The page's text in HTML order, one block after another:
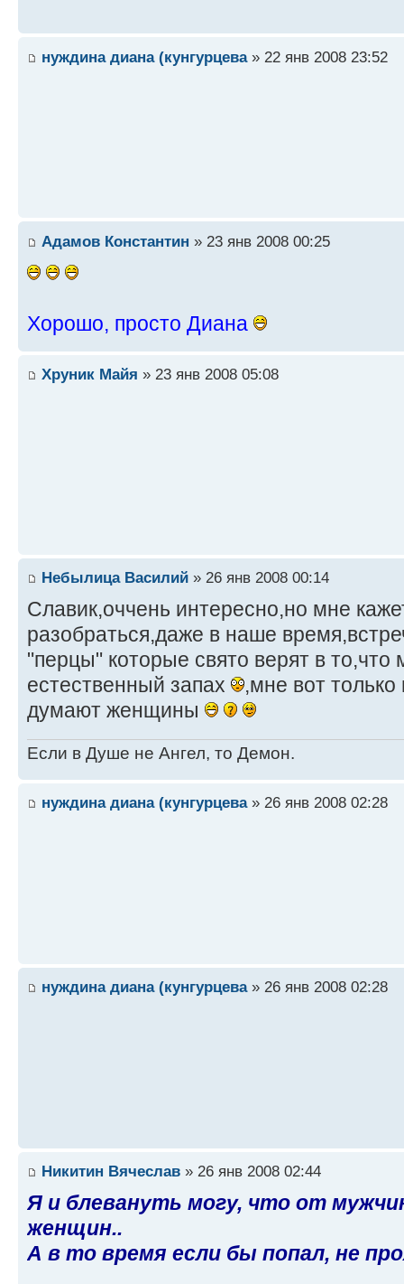
нуждина диана (кунгурцева» 22 янв 2008 23:52
Адамов Константин » 23 янв 2008 00:25
Хорошо, просто Диана
Хруник Майя » 23 янв 2008 05:08
Небылица Василий » 26 янв 2008 00:14
Славик,оччень интересно,но мне
разобраться,даже в наше
"перцы" которые свято верят в
естественный запах
,мне вот
думают женщины
Если в Душе не Ангел, то Демон.
нуждина диана (кунгурцева» 26 янв 2008 02:28
нуждина диана (кунгурцева» 26 янв 2008 02:28
Никитин Вячеслав » 26 янв 2008 02:44
Я и блевануть могу, что от
женщин..
А в то время если бы попал, не